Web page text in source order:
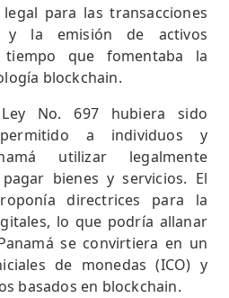
para las transacciones
y la emisión de activos
que fomentaba la
blockchain.
No. 697 hubiera sido
a individuos y
utilizar legalmente
bienes y servicios. El
directrices para la
lo que podría allanar
se convirtiera en un
de monedas (ICO) y
basados en blockchain.